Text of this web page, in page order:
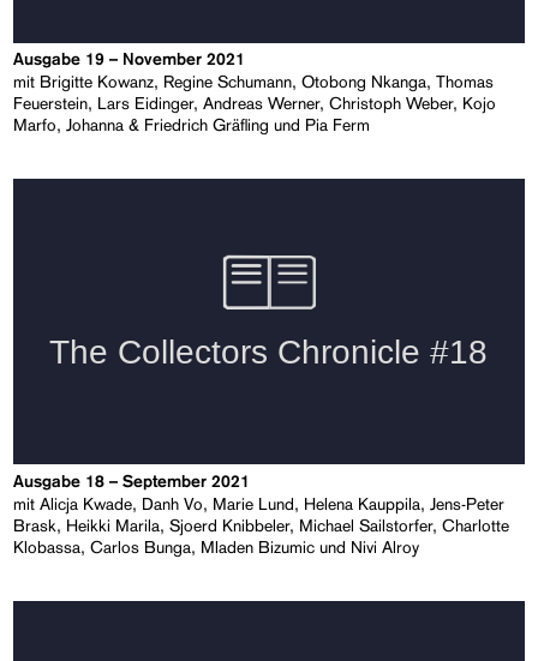
Ausgabe 19 – November 2021
mit Brigitte Kowanz, Regine Schumann, Otobong Nkanga, Thomas
Feuerstein, Lars Eidinger, Andreas Werner, Christoph Weber, Kojo
Marfo, Johanna & Friedrich Gräfling und Pia Ferm
Ausgabe 18 – September 2021
mit Alicja Kwade, Danh Vo, Marie Lund, Helena Kauppila, Jens-Peter
Brask, Heikki Marila, Sjoerd Knibbeler, Michael Sailstorfer, Charlotte
Klobassa, Carlos Bunga, Mladen Bizumic und Nivi Alroy